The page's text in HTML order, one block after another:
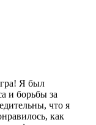
Я был
и борьбы за
что я
как